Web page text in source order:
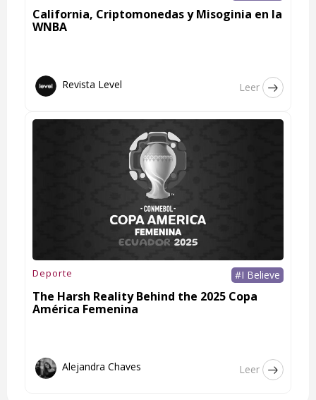
California, Criptomonedas y Misoginia en la
WNBA
Revista Level Leer
Deporte #I Believe
The Harsh Reality Behind the 2025 Copa
América Femenina
Alejandra Chaves Leer